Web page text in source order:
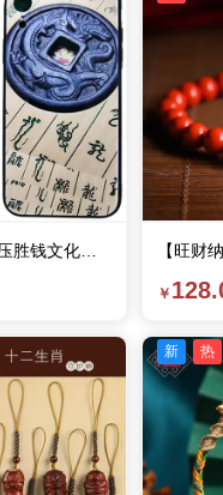
【私人定制】压胜钱文化手机壳
新 热